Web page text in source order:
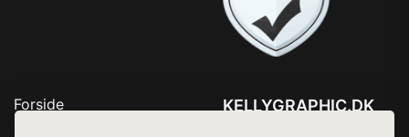
Forside
KELLYGRAPHIC.DK